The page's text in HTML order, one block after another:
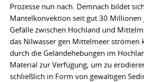
Prozesse nun nach. Demnach bildet
Mantelkonvektion seit gut 30 Millionen
Gefälle zwischen Hochland und
das Nilwasser gen Mittelmeer strömen
durch die Geländehebungen im
Material zur Verfügung, um zu
schließlich in Form von gewaltigen